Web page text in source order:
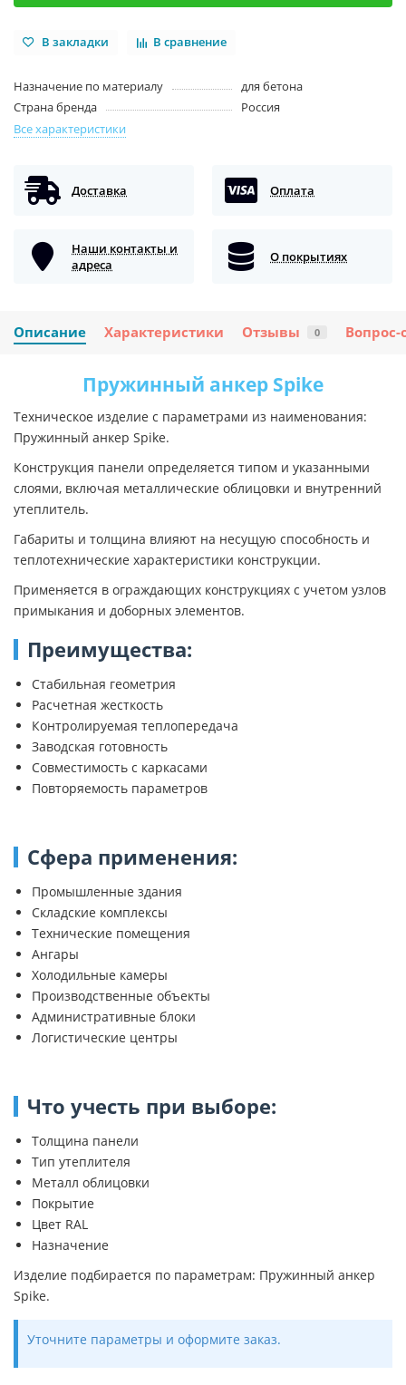
В закладки В сравнение
Назначение по материалу
для бетона
Страна бренда
Россия
Все характеристики
Доставка Оплата
Наши контакты и
адреса
О покрытиях
Описание Характеристики Отзывы 0 Вопрос-
Пружинный анкер Spike
Техническое изделие с параметрами из наименования:
Пружинный анкер Spike.
Конструкция панели определяется типом и указанными
слоями, включая металлические облицовки и внутренний
утеплитель.
Габариты и толщина влияют на несущую способность и
теплотехнические характеристики конструкции.
Применяется в ограждающих конструкциях с учетом узлов
примыкания и доборных элементов.
Преимущества:
Стабильная геометрия
Расчетная жесткость
Контролируемая теплопередача
Заводская готовность
Совместимость с каркасами
Повторяемость параметров
Сфера применения:
Промышленные здания
Складские комплексы
Технические помещения
Ангары
Холодильные камеры
Производственные объекты
Административные блоки
Логистические центры
Что учесть при выборе:
Толщина панели
Тип утеплителя
Металл облицовки
Покрытие
Цвет RAL
Назначение
Изделие подбирается по параметрам: Пружинный анкер
Spike.
Уточните параметры и оформите заказ.